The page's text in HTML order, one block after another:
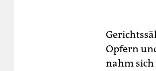
Opfern
nahm sich